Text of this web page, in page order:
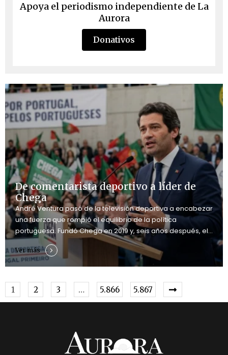
Apoya el periodismo independiente de La
Aurora
Donativos
De comentarista deportivo a líder de
Chega
André Ventura pasó de la televisión deportiva a encabezar
una fuerza que rompió el equilibrio de la política
portuguesa. Fundó Chega en 2019 y, seis años después, el
partido alcanzó 60 diputados y se convirtió en la principal
oposición parlamentaria
Ver más
1 2 3 … 5.866 5.867